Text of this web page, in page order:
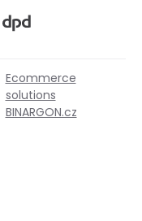
Ecommerce
solutions
BINARGON.cz